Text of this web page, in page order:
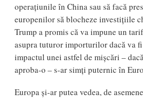
operațiunile în China sau să facă
europenilor să blocheze investițiile
Trump a promis că va impune un
asupra tuturor importurilor dacă va
impactul unei astfel de mișcări –
aproba-o – s-ar simți puternic în
Europa și-ar putea vedea, de